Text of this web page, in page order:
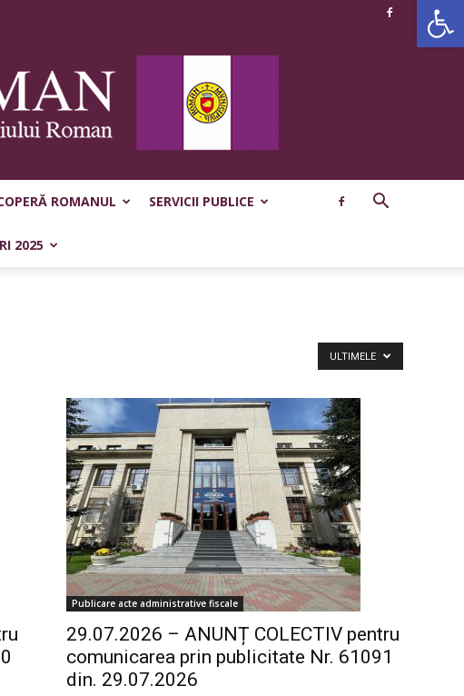
ROMANUL SERVICII PUBLICE
2025
ULTIMELE
Publicare acte administrative fiscale
29.07.2026 – ANUNȚ COLECTIV pentru
comunicarea prin publicitate Nr. 61091
din. 29.07.2026